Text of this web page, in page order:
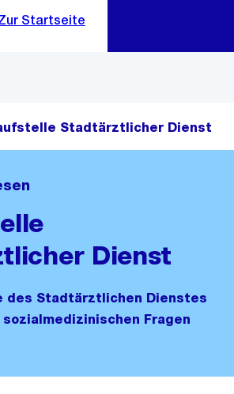
Breadcrumbs einStadtärztlicher Dienst
Dienst
des Stadtärztlichen Dienstes
Fragen